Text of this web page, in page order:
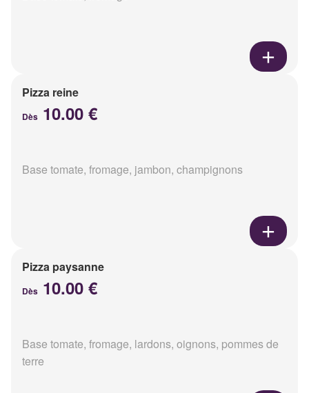
Pizza reine
Dès 10.00 €
Base tomate, fromage, jambon, champignons
Pizza paysanne
Dès 10.00 €
Base tomate, fromage, lardons, oignons, pommes de
terre